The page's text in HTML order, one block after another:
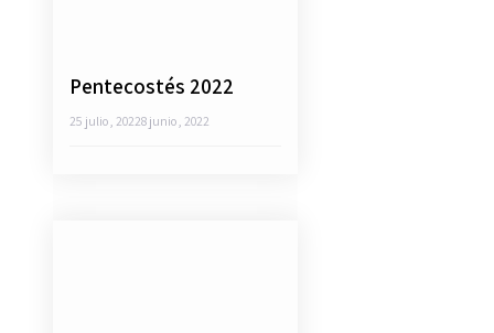
Pentecostés 2022
25 julio, 20228 junio, 2022